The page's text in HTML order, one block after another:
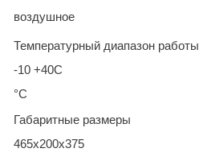
воздушное
Температурный диапазон работы
-10 +40С
°C
Габаритные размеры
465x200x375